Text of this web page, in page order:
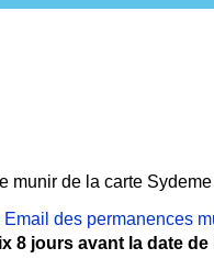
munir de la carte Sydeme
Email des permanences
jours avant la date de